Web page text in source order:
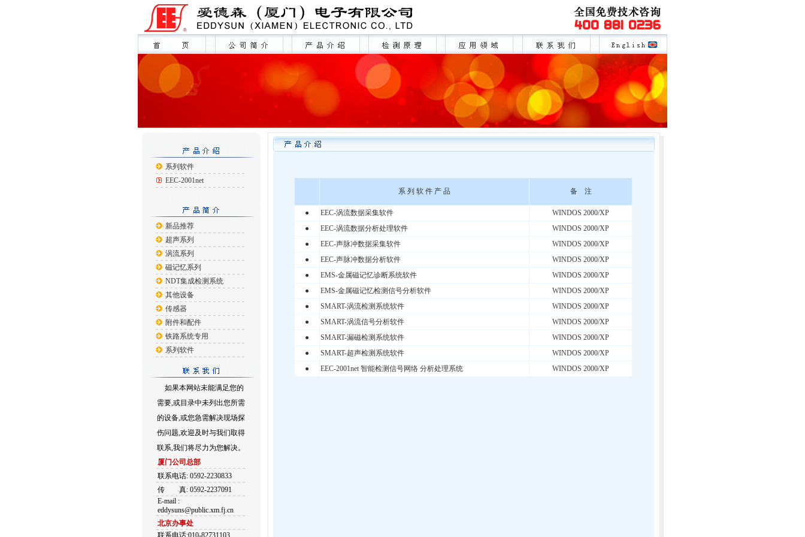
系列软件
EEC-2001net
新品推荐
超声系列
涡流系列
磁记忆系列
NDT集成检测系统
其他设备
传感器
附件和配件
铁路系统专用
系列软件
如果本网站未能满足您的
需要,或目录中未列出您所需
的设备,或您急需解决现场探
伤问题,欢迎及时与我们取得
联系,我们将尽力为您解决。
厦门公司总部
联系电话: 0592-2230833
传
真: 0592-2237091
E-mail :
eddysuns@public.xm.fj.cn
北京办事处
联系电话:010-82731103
系 列 软 件 产 品 备 注
● EEC-涡流数据采集软件
WINDOS 2000/XP
●
EEC-涡流数据分析处理软件
WINDOS 2000/XP
●
EEC-声脉冲数据采集软件
WINDOS 2000/XP
●
EEC-声脉冲数据分析软件
WINDOS 2000/XP
●
EMS-金属磁记忆诊断系统软件
WINDOS 2000/XP
●
EMS-金属磁记忆检测信号分析软件
WINDOS 2000/XP
●
SMART-涡流检测系统软件
WINDOS 2000/XP
●
SMART-涡流信号分析软件
WINDOS 2000/XP
●
SMART-漏磁检测系统软件
WINDOS 2000/XP
●
SMART-超声检测系统软件
WINDOS 2000/XP
●
EEC-2001net 智能检测信号网络 分析处理系统 WINDOS 2000/XP